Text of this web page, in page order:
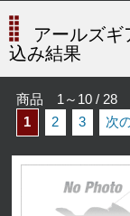
アールズギ
込み結果
商品 1～10 / 28
1
2 3 次